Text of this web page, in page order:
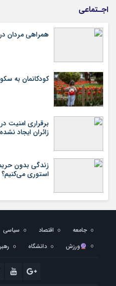
اجـتماعی
همراهی مردان
کودکانمان به
برقراری امنیت
زائران ایجاد
زندگی بدون
استوری می‌کنیم؟
جامعه اقتصاد سیاسی
ورزش
دانشگاه